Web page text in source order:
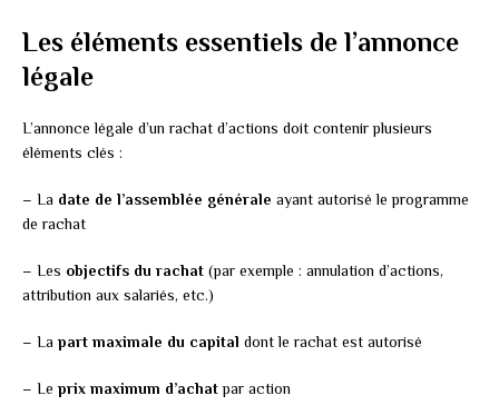
Les éléments essentiels de l’annonce
légale
L’annonce légale d’un rachat d’actions doit contenir plusieurs
éléments clés :
– La date de l’assemblée générale ayant autorisé le programme
de rachat
– Les objectifs du rachat (par exemple : annulation d’actions,
attribution aux salariés, etc.)
– La part maximale du capital dont le rachat est autorisé
– Le prix maximum d’achatpar action